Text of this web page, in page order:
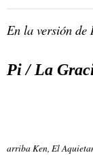
En la versión de
Pi / La
arriba Ken, El